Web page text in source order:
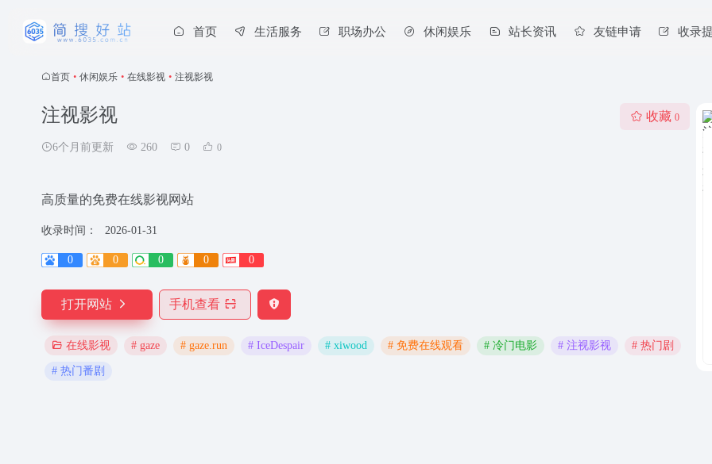
首页 生活服务 职场办公 休闲娱乐 站长资讯 友链申请 收录
首页 • 休闲娱乐 • 在线影视 • 注视影视
注视影视
6个月前更新 260 0 0
收藏 0
高质量的免费在线影视网站
收录时间： 2026-01-31
0 0 0 0 0
打开网站 手机查看
在线影视 # gaze # gaze.run # IceDespair # xiwood # 免费在线观看 # 冷门电影 # 注视影视 # 热门剧
# 热门番剧